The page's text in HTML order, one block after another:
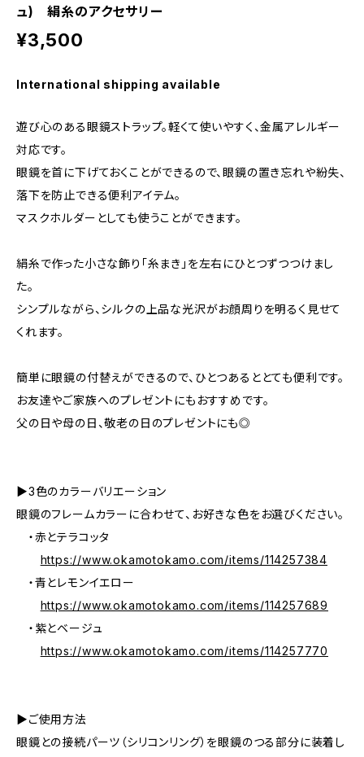
ュ) 絹糸のアクセサリー
¥3,500
International shipping available
遊び心のある眼鏡ストラップ。軽くて使いやすく、金属アレルギー
対応です。
眼鏡を首に下げておくことができるので、眼鏡の置き忘れや紛失、
落下を防止できる便利アイテム。
マスクホルダーとしても使うことができます。
絹糸で作った小さな飾り「糸まき」を左右にひとつずつつけまし
た。
シンプルながら、シルクの上品な光沢がお顔周りを明るく見せて
くれます。
簡単に眼鏡の付替えができるので、ひとつあるととても便利です。
お友達やご家族へのプレゼントにもおすすめです。
父の日や母の日、敬老の日のプレゼントにも◎
▶3色のカラーバリエーション
眼鏡のフレームカラーに合わせて、お好きな色をお選びください。
・赤とテラコッタ
https://www.okamotokamo.com/items/114257384
・青とレモンイエロー
https://www.okamotokamo.com/items/114257689
・紫とベージュ
https://www.okamotokamo.com/items/114257770
▶ご使用方法
眼鏡との接続パーツ（シリコンリング）を眼鏡のつる部分に装着し